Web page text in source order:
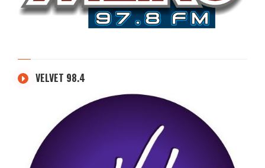
VELVET 98.4